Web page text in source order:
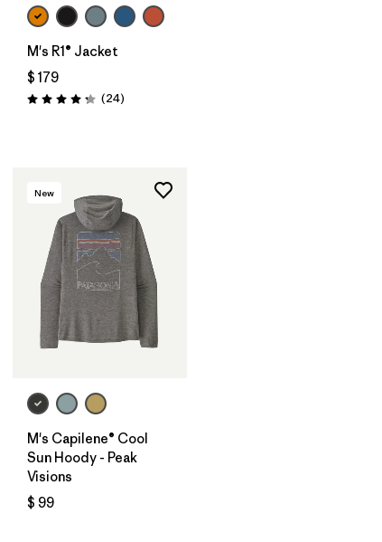
M's R1® Jacket
$ 179
Valoración: 4.3 / 5
(24Comentarios
)
New
M's Capilene® Cool
Sun Hoody - Peak
Visions
$ 99